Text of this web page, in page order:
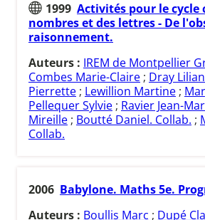
1999 Activités pour le cycle
nombres et des lettres - De
raisonnement.
Auteurs : IREM de Montpellier
Combes Marie-Claire; Dray
Pierrette; Lewillion Martine;
Pellequer Sylvie; Ravier Jean-
Mireille; Boutté Daniel. Collab. ;
Collab.
2006 Babylone. Maths 5e.
Auteurs : Boullis Marc ; Dupé